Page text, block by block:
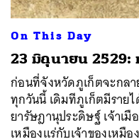
On This Day
23 มิถุนายน 2529:
ก่อนที่จังหวัดภูเก็ตจะกลา
ทุกวันนี้ เดิมทีภูเก็ตมีราย
ยารัษฎานุประดิษฐ์ เจ้าเ
เหมืองแร่กับเจ้าของเหมื
ค้นหา
SHARE